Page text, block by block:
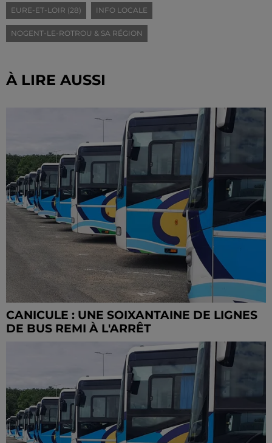
EURE-ET-LOIR (28) INFO LOCALE
NOGENT-LE-ROTROU & SA RÉGION
À LIRE AUSSI
CANICULE : UNE SOIXANTAINE DE LIGNES
DE BUS REMI À L'ARRÊT